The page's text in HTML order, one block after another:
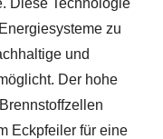
zu
und
Der hohe
Eckpfeiler für eine